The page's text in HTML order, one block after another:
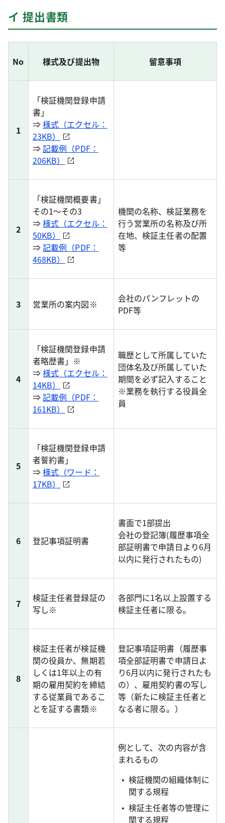
イ 提出書類
No 様式及び提出物 留意事項
1
「検証機関登録申請
書」
⇒様式（エクセル：
23KB）
⇒記載例（PDF：
206KB）
2
「検証機関概要書」
その1～その3
⇒様式（エクセル：
50KB）
⇒記載例（PDF：
468KB）
機関の名称、検証業務を
行う営業所の名称及び所
在地、検証主任者の配置
等
3 営業所の案内図※
会社のパンフレットの
PDF等
4
「検証機関登録申請
者略歴書」※
⇒様式（エクセル：
14KB）
⇒記載例（PDF：
161KB）
職歴として所属していた
団体名及び所属していた
期間を必ず記入すること
※業務を執行する役員全
員
5
「検証機関登録申請
者誓約書」
⇒様式（ワード：
17KB）
6 登記事項証明書
書面で1部提出
会社の登記簿(履歴事項全
部証明書で申請日より6月
以内に発行されたもの)
7
検証主任者登録証の
写し※
各部門に1名以上設置する
検証主任者に限る。
8
検証主任者が検証機
関の役員か、無期若
しくは1年以上の有
期の雇用契約を締結
する従業員であるこ
とを証する書類※
登記事項証明書（履歴事
項全部証明書で申請日よ
り6月以内に発行されたも
の）、雇用契約書の写し
等（新たに検証主任者と
なる者に限る。）
例として、次の内容が含
まれるもの
検証機関の組織体制に
関する規程
検証主任者等の管理に
関する規程